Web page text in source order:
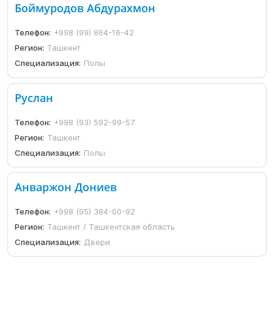
Боймуродов Абдурахмон
Телефон: +998 (99) 864-16-42
Регион: Ташкент
Специализация: Полы
Руслан
Телефон: +998 (93) 592-99-57
Регион: Ташкент
Специализация: Полы
Анваржон Дониев
Телефон: +998 (95) 384-00-92
Регион: Ташкент / Ташкентская область
Специализация: Двери